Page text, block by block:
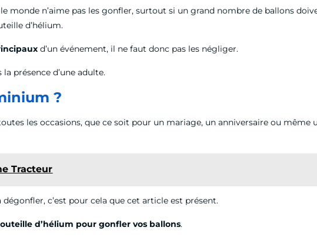
monde n’aime pas les gonfler, surtout si un grand nombre de ballons
d’hélium.
d’un événement, il ne faut donc pas les négliger.
présence d’une adulte.
?
les occasions, que ce soit pour un mariage, un anniversaire ou même
Tracteur
c’est pour cela que cet article est présent.
d’hélium pour gonfler vos ballons.